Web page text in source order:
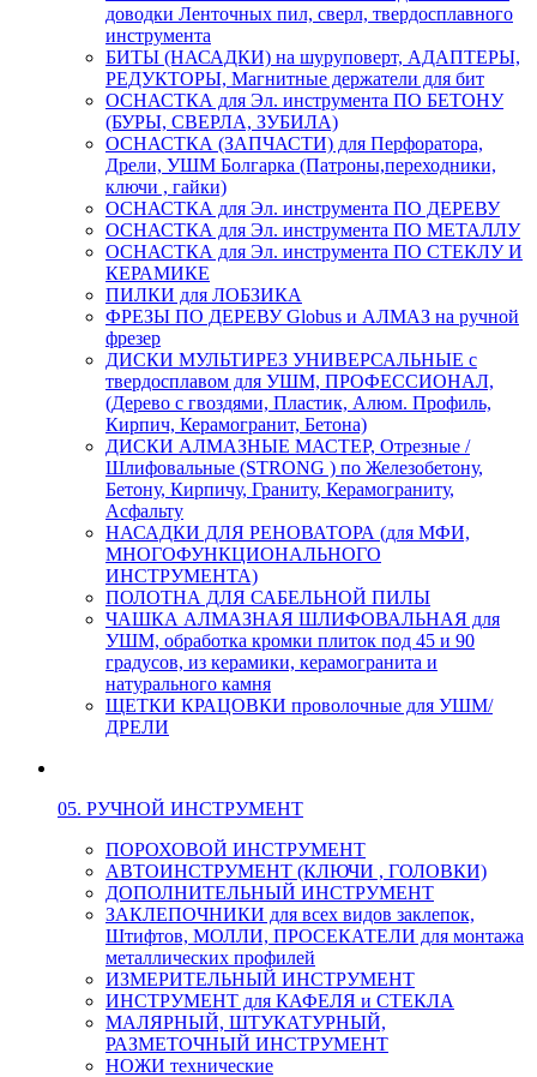
доводки Ленточных пил, сверл, твердосплавного
инструмента
БИТЫ (НАСАДКИ) на шуруповерт, АДАПТЕРЫ,
РЕДУКТОРЫ, Магнитные держатели для бит
ОСНАСТКА для Эл. инструмента ПО БЕТОНУ
(БУРЫ, СВЕРЛА, ЗУБИЛА)
ОСНАСТКА (ЗАПЧАСТИ) для Перфоратора,
Дрели, УШМ Болгарка (Патроны,переходники,
ключи , гайки)
ОСНАСТКА для Эл. инструмента ПО ДЕРЕВУ
ОСНАСТКА для Эл. инструмента ПО МЕТАЛЛУ
ОСНАСТКА для Эл. инструмента ПО СТЕКЛУ И
КЕРАМИКЕ
ПИЛКИ для ЛОБЗИКА
ФРЕЗЫ ПО ДЕРЕВУ Globus и АЛМАЗ на ручной
фрезер
ДИСКИ МУЛЬТИРЕЗ УНИВЕРСАЛЬНЫЕ с
твердосплавом для УШМ, ПРОФЕССИОНАЛ,
(Дерево с гвоздями, Пластик, Алюм. Профиль,
Кирпич, Керамогранит, Бетона)
ДИСКИ АЛМАЗНЫЕ МАСТЕР, Отрезные /
Шлифовальные (STRONG ) по Железобетону,
Бетону, Кирпичу, Граниту, Керамограниту,
Асфальту
НАСАДКИ ДЛЯ РЕНОВАТОРА (для МФИ,
МНОГОФУНКЦИОНАЛЬНОГО
ИНСТРУМЕНТА)
ПОЛОТНА ДЛЯ САБЕЛЬНОЙ ПИЛЫ
ЧАШКА АЛМАЗНАЯ ШЛИФОВАЛЬНАЯ для
УШМ, обработка кромки плиток под 45 и 90
градусов, из керамики, керамогранита и
натурального камня
ЩЕТКИ КРАЦОВКИ проволочные для УШМ/
ДРЕЛИ
05. РУЧНОЙ ИНСТРУМЕНТ
ПОРОХОВОЙ ИНСТРУМЕНТ
АВТОИНСТРУМЕНТ (КЛЮЧИ , ГОЛОВКИ)
ДОПОЛНИТЕЛЬНЫЙ ИНСТРУМЕНТ
ЗАКЛЕПОЧНИКИ для всех видов заклепок,
Штифтов, МОЛЛИ, ПРОСЕКАТЕЛИ для монтажа
металлических профилей
ИЗМЕРИТЕЛЬНЫЙ ИНСТРУМЕНТ
ИНСТРУМЕНТ для КАФЕЛЯ и СТЕКЛА
МАЛЯРНЫЙ, ШТУКАТУРНЫЙ,
РАЗМЕТОЧНЫЙ ИНСТРУМЕНТ
НОЖИ технические